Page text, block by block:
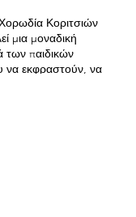
Κοριτσιών
μια μοναδική
των παιδικών
να εκφραστούν, να